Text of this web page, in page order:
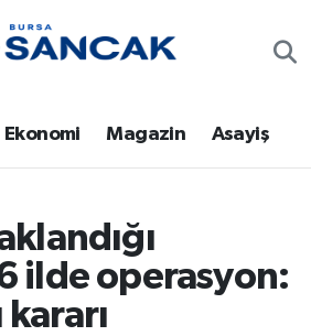
Ekonomi Magazin Asayiş
ilde operasyon:
Durumu ve Fikstür